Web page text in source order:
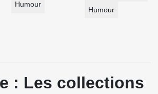
Humour
Humour
: Les collections